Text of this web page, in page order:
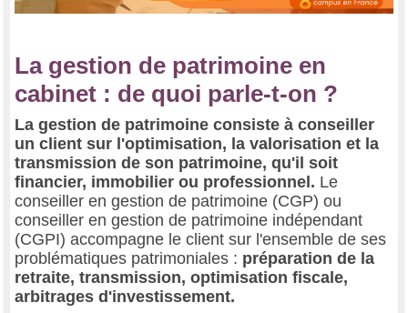
La gestion de patrimoine en
cabinet : de quoi parle-t-on ?
La gestion de patrimoine consiste à conseiller
un client sur l'optimisation, la valorisation et la
transmission de son patrimoine, qu'il soit
financier, immobilier ou professionnel. Le
conseiller en gestion de patrimoine (CGP) ou
conseiller en gestion de patrimoine indépendant
(CGPI) accompagne le client sur l'ensemble de ses
problématiques patrimoniales : préparation de la
retraite, transmission, optimisation fiscale,
arbitrages d'investissement.